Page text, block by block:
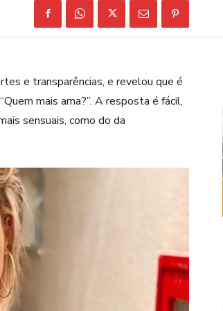
e transparências, e revelou que é
mais ama?”. A resposta é fácil,
sensuais, como do da